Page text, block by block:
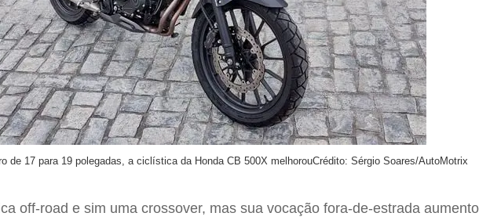
de 17 para 19 polegadas, a ciclística da Honda CB 500X melhorouCrédito: Sérgio Soares/AutoMotrix
off-road e sim uma crossover, mas sua vocação fora-de-estrada